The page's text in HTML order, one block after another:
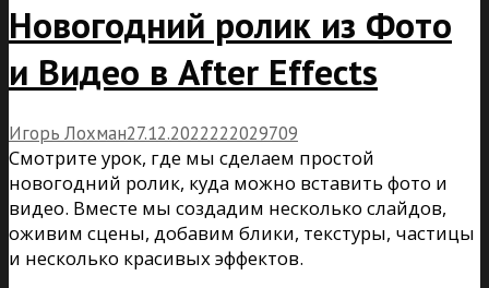
Новогодний ролик из Фото
и Видео в After Effects
Игорь Лохман27.12.2022222029709
Смотрите урок, где мы сделаем простой
новогодний ролик, куда можно вставить фото и
видео. Вместе мы создадим несколько слайдов,
оживим сцены, добавим блики, текстуры, частицы
и несколько красивых эффектов.